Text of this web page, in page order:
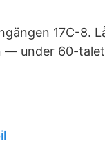
17C-8.
— under 60-